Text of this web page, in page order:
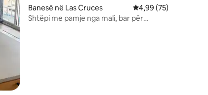
Banesë në Las Cruces Vlerësimi mesatar
4,99 (75)
Shtëpi me pamje nga mali, bar për